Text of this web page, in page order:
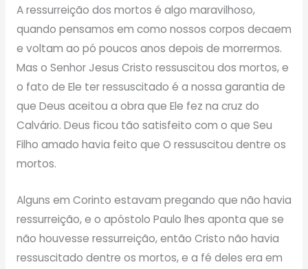
A ressurreição dos mortos é algo maravilhoso,
quando pensamos em como nossos corpos decaem
e voltam ao pó poucos anos depois de morrermos.
Mas o Senhor Jesus Cristo ressuscitou dos mortos, e
o fato de Ele ter ressuscitado é a nossa garantia de
que Deus aceitou a obra que Ele fez na cruz do
Calvário. Deus ficou tão satisfeito com o que Seu
Filho amado havia feito que O ressuscitou dentre os
mortos.
Alguns em Corinto estavam pregando que não havia
ressurreição, e o apóstolo Paulo lhes aponta que se
não houvesse ressurreição, então Cristo não havia
ressuscitado dentre os mortos, e a fé deles era em